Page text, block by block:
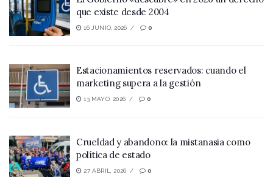
que existe desde 2004
16 JUNIO, 2026 0
Estacionamientos reservados: cuando el
marketing supera a la gestión
13 MAYO, 2026 0
Crueldad y abandono: la mistanasia como
política de estado
27 ABRIL, 2026 0